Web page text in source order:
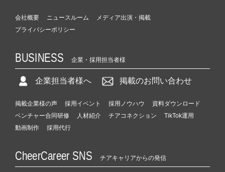
会社概要 ニュースルーム
メディア出演・掲載
プライバシーポリシー
BUSINESS 企業・採用担当者様
企業担当者様へ 掲載のお問い合わせ
掲載企業様の声 採用イベント 採用ノウハウ
資料ダウンロード
ベンチャー合同研修
人材紹介 チアコネクション
TikTok運用
動画制作
採用代行
CheerCareer SNS チアキャリアからの発信